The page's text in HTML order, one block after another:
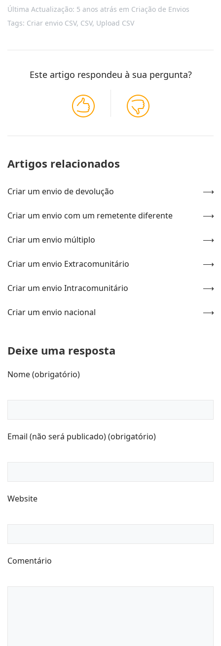
Última Actualização: 5 anos atrás em Criação de Envios
Tags: Criar envio CSV, CSV, Upload CSV
Este artigo respondeu à sua pergunta?
Artigos relacionados
Criar um envio de devolução
Criar um envio com um remetente diferente
Criar um envio múltiplo
Criar um envio Extracomunitário
Criar um envio Intracomunitário
Criar um envio nacional
Deixe uma resposta
Nome (obrigatório)
Email (não será publicado) (obrigatório)
Website
Comentário